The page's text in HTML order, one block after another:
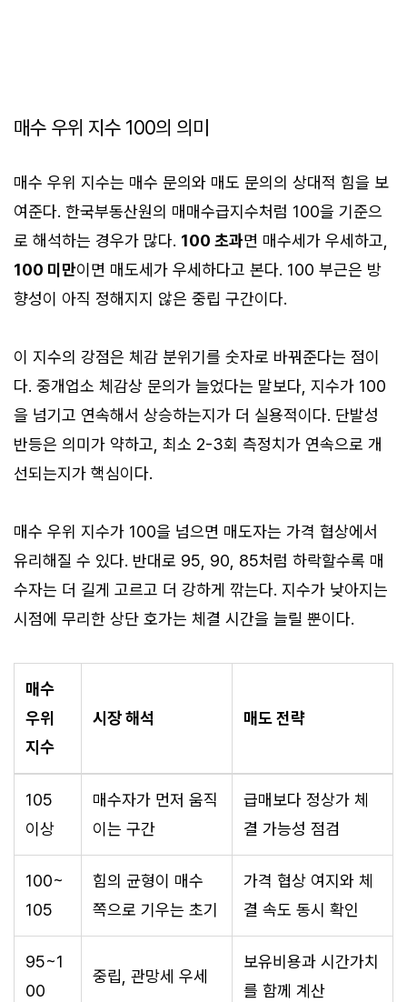
매수 우위 지수 100의 의미
매수 우위 지수는 매수 문의와 매도 문의의 상대적 힘을 보
여준다. 한국부동산원의 매매수급지수처럼 100을 기준으
로 해석하는 경우가 많다. 100 초과면 매수세가 우세하고,
100 미만이면 매도세가 우세하다고 본다. 100 부근은 방
향성이 아직 정해지지 않은 중립 구간이다.
이 지수의 강점은 체감 분위기를 숫자로 바꿔준다는 점이
다. 중개업소 체감상 문의가 늘었다는 말보다, 지수가 100
을 넘기고 연속해서 상승하는지가 더 실용적이다. 단발성
반등은 의미가 약하고, 최소 2-3회 측정치가 연속으로 개
선되는지가 핵심이다.
매수 우위 지수가 100을 넘으면 매도자는 가격 협상에서
유리해질 수 있다. 반대로 95, 90, 85처럼 하락할수록 매
수자는 더 길게 고르고 더 강하게 깎는다. 지수가 낮아지는
시점에 무리한 상단 호가는 체결 시간을 늘릴 뿐이다.
매수
우위
지수
시장 해석 매도 전략
105
이상
매수자가 먼저 움직
이는 구간
급매보다 정상가 체
결 가능성 점검
100~
105
힘의 균형이 매수
쪽으로 기우는 초기
가격 협상 여지와 체
결 속도 동시 확인
95~1
00
중립, 관망세 우세
보유비용과 시간가치
를 함께 계산